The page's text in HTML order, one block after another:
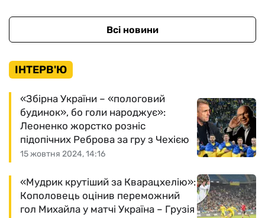
Всі новини
ІНТЕРВ'Ю
15 жовтня 2024, 14:16
«Збірна України – «пологовий
будинок», бо голи народжує»:
Леоненко жорстко розніс
підопічних Реброва за гру з Чехією
«Мудрик крутіший за Кварацхелію»:
Кополовець оцінив переможний
гол Михайла у матчі Україна – Грузія